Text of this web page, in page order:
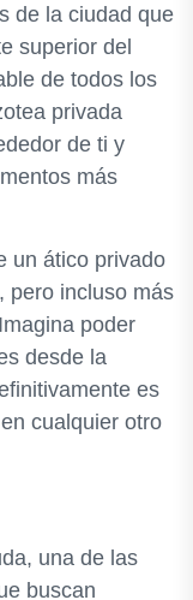
de la ciudad que
superior del
de todos los
privada
de ti y
más
un ático privado
pero incluso más
poder
desde la
es
cualquier otro
una de las
buscan